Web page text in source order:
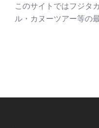
このサイトではフジタ
ル・カヌーツアー等の